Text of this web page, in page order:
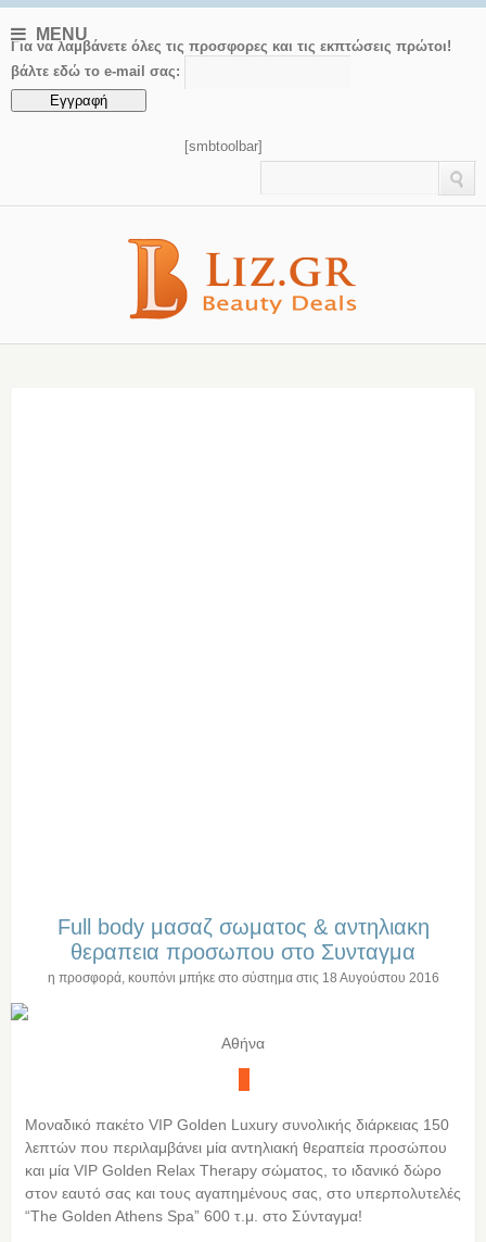
MENU
Για να λαμβάνετε όλες τις προσφορες και τις εκπτώσεις πρώτοι!
βάλτε εδώ το e-mail σας:
[smbtoolbar]
Full body μασαζ σωματος & αντηλιακη
θεραπεια προσωπου στο Συνταγμα
η προσφορά, κουπόνι μπήκε στο σύστημα στις 18 Αυγούστου 2016
Αθήνα
Mοναδικό πακέτο VIP Golden Luxury συνολικής διάρκειας 150
λεπτών που περιλαμβάνει μία αντηλιακή θεραπεία προσώπου
και μία VIP Golden Relax Therapy σώματος, το ιδανικό δώρο
στον εαυτό σας και τους αγαπημένους σας, στο υπερπολυτελές
“The Golden Athens Spa” 600 τ.μ. στο Σύνταγμα!